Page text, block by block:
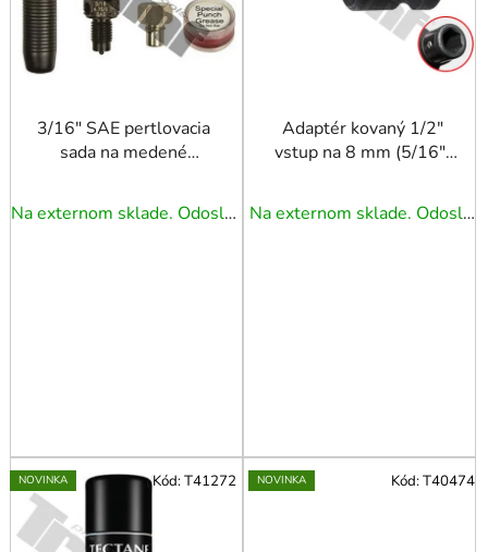
o
o
3/16" SAE pertlovacia
sada na medené
Na externom sklade. Odoslanie 3 - 5 prac. dní.
Adaptér kovaný 1/2"
vstup na 8 mm (5/16")
vonkajším krúžkom a
guličkou
Na externom sklade. Odoslanie 3 - 5 prac. dní.
NOVINKA Kód:T41272 NOVINKA Kód:T40474